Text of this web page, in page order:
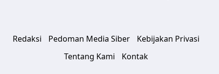
Redaksi Pedoman Media Siber
Kebijakan Privasi
Tentang Kami
Kontak